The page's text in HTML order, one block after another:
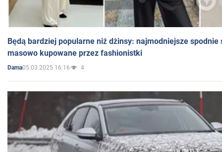
Będą bardziej popularne niż dżinsy: najmodniejsze spodnie
masowo kupowane przez fashionistki
Dama05.03.2025 16:16 4